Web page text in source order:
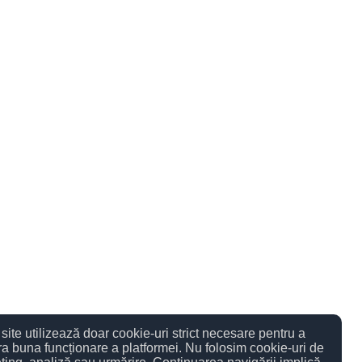
utilizează doar cookie-uri strict necesare pentru a
buna funcționare a platformei. Nu folosim cookie-uri de